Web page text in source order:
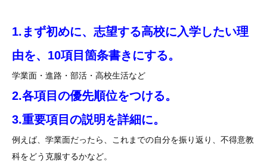
1.まず初めに、志望する高校に入学したい理
由を、10項目箇条書きにする。
学業面・進路・部活・高校生活など
2.各項目の優先順位をつける。
3.重要項目の説明を詳細に。
例えば、学業面だったら、これまでの自分を振り返り、不得意教
科をどう克服するかなど。